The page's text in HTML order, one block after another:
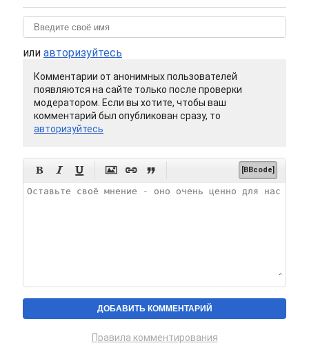
или авторизуйтесь
Комментарии от анонимных пользователей
появляются на сайте только после проверки
модератором. Если вы хотите, чтобы ваш
комментарий был опубликован сразу, то
авторизуйтесь
      [BBcode]
Правила комментирования